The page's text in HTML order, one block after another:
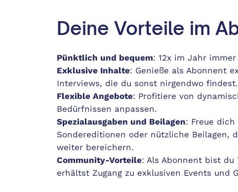
Deine Vorteile im
Pünktlich und bequem: 12x im Jahr
Exklusive Inhalte: Genieße als Abonnent
Interviews, die du sonst nirgendwo findest.
Flexible Angebote: Profitiere von
Bedürfnissen anpassen.
Spezialausgaben und Beilagen: Freue
Sondereditionen oder nützliche Beilagen,
weiter bereichern.
Community-Vorteile: Als Abonnent bist du
erhältst Zugang zu exklusiven Events und